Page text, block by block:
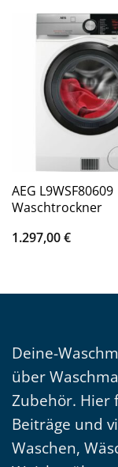
AEG L9WSF80609
Waschtrockner
1.297,00€
Deine-
über
Zubehör. Hier
Beiträge und
Waschen,